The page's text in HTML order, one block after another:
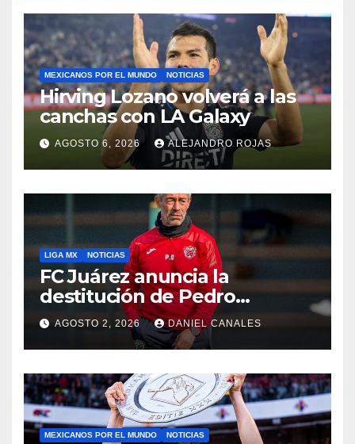
MEXICANOS POR EL MUNDO NOTICIAS
Hirving Lozano volverá a las
canchas con LA Galaxy
AGOSTO 6, 2026 ALEJANDRO ROJAS
LIGA MX NOTICIAS
FC Juárez anuncia la
destitución de Pedro
Caixinha
AGOSTO 2, 2026 DANIEL CANALES
MEXICANOS POR EL MUNDO NOTICIAS